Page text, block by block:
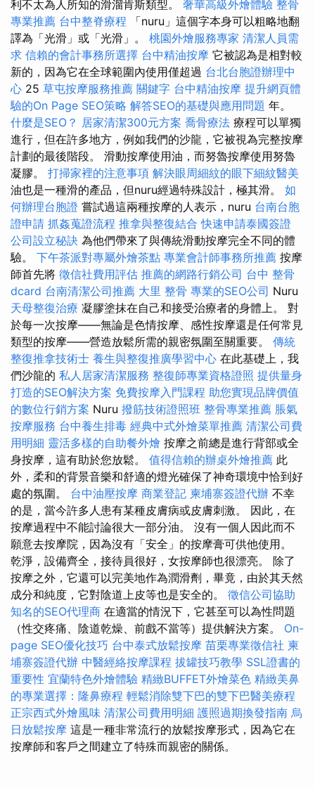
利不太為人所知的滑溜肯斯類型。 奢華高級外燴體驗 整骨
專業推薦 台中整脊療程
「nuru」這個字本身可以粗略地翻
譯為「光滑」或「光滑」。 桃園外燴服務專家 清潔人員需
求 信賴的會計事務所選擇 台中精油按摩 它被認為是相對較
新的，因為它在全球範圍內使用僅超過 台北台胞證辦理中
心 25 草屯按摩服務推薦 關鍵字 台中精油按摩 提升網頁體
驗的On Page SEO策略 解答SEO的基礎與應用問題 年。
什麼是SEO？ 居家清潔300元方案 喬骨療法 療程可以單獨
進行，但在許多地方，例如我們的沙龍，它被視為完整按摩
計劃的最後階段。 滑動按摩使用油，而努魯按摩使用努魯
凝膠。 打掃家裡的注意事項 解決眼周細紋的眼下細紋醫美
油也是一種滑的產品，但nuru經過特殊設計，極其滑。 如
何辦理台胞證 嘗試過這兩種按摩的人表示，nuru 台南台胞
證申請 抓姦蒐證流程 推拿與整復結合 快速申請泰國簽證
公司設立秘訣 為他們帶來了與傳統滑動按摩完全不同的體
驗。 下午茶派對專屬外燴茶點 專業會計師事務所推薦 按摩
師首先將 徵信社費用評估 推薦的網路行銷公司 台中 整骨
dcard 台南清潔公司推薦 大里 整骨 專業的SEO公司 Nuru
天母整復治療 凝膠塗抹在自己和接受治療者的身體上。 對
於每一次按摩——無論是色情按摩、感性按摩還是任何常見
類型的按摩——營造放鬆所需的親密氛圍至關重要。 傳統
整復推拿技術士 養生與整復推廣學習中心 在此基礎上，我
們沙龍的 私人居家清潔服務 整復師專業資格證照 提供量身
打造的SEO解決方案 免費按摩入門課程 助您實現品牌價值
的數位行銷方案 Nuru 撥筋技術證照班 整骨專業推薦 脹氣
按摩服務 台中養生排毒 經典中式外燴菜單推薦 清潔公司費
用明細 靈活多樣的自助餐外燴 按摩之前總是進行背部或全
身按摩，這有助於您放鬆。 值得信賴的辦桌外燴推薦 此
外，柔和的背景音樂和舒適的燈光確保了神奇環境中恰到好
處的氛圍。 台中油壓按摩 商業登記 柬埔寨簽證代辦 不幸
的是，當今許多人患有某種皮膚病或皮膚刺激。 因此，在
按摩過程中不能討論很大一部分油。 沒有一個人因此而不
願意去按摩院，因為沒有「安全」的按摩膏可供他使用。
乾淨，設備齊全，接待員很好，女按摩師也很漂亮。 除了
按摩之外，它還可以完美地作為潤滑劑，畢竟，由於其天然
成分和純度，它對陰道上皮等也是安全的。 徵信公司協助
知名的SEO代理商 在適當的情況下，它甚至可以為性問題
（性交疼痛、陰道乾燥、前戲不當等）提供解決方案。 On-
page SEO優化技巧 台中泰式放鬆按摩 苗栗專業徵信社 柬
埔寨簽證代辦 中醫經絡按摩課程 拔罐技巧教學 SSL證書的
重要性 宜蘭特色外燴體驗 精緻BUFFET外燴菜色 精緻美鼻
的專業選擇：隆鼻療程 輕鬆消除雙下巴的雙下巴醫美療程
正宗西式外燴風味 清潔公司費用明細 護照過期換發指南 烏
日放鬆按摩 這是一種非常流行的放鬆按摩形式，因為它在
按摩師和客戶之間建立了特殊而親密的關係。